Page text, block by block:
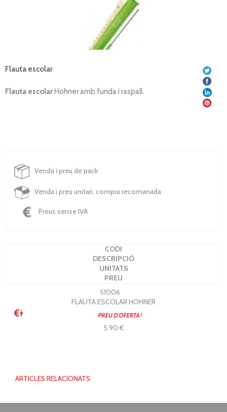
Flauta escolar
Flauta escolarHohner amb funda i raspall.
Venda i preu de pack
Venda i preu unitari, compra recomanada
Preus sense IVA
CODI
DESCRIPCIÓ
UNITATS
PREU
51006
FLAUTA ESCOLAR HOHNER
5,90 €
ARTICLES RELACIONATS